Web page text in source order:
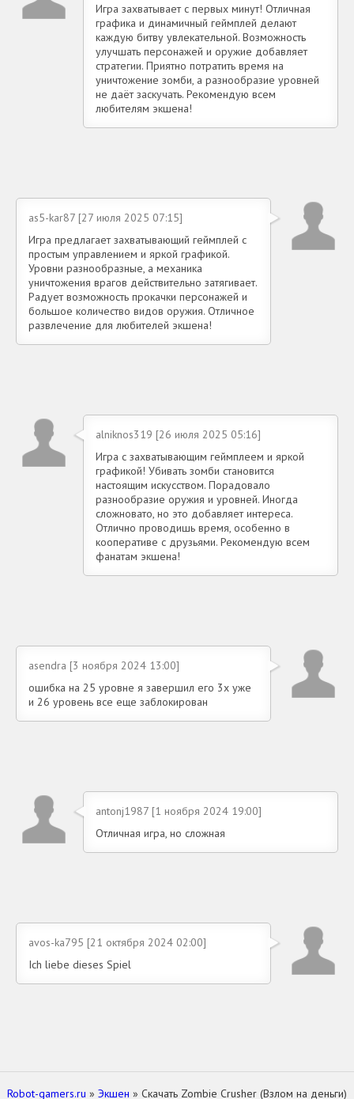
Игра захватывает с первых минут! Отличная
графика и динамичный геймплей делают
каждую битву увлекательной. Возможность
улучшать персонажей и оружие добавляет
стратегии. Приятно потратить время на
уничтожение зомби, а разнообразие уровней
не даёт заскучать. Рекомендую всем
любителям экшена!
as5-kar87 [27 июля 2025 07:15]
Игра предлагает захватывающий геймплей с
простым управлением и яркой графикой.
Уровни разнообразные, а механика
уничтожения врагов действительно затягивает.
Радует возможность прокачки персонажей и
большое количество видов оружия. Отличное
развлечение для любителей экшена!
alniknos319 [26 июля 2025 05:16]
Игра с захватывающим геймплеем и яркой
графикой! Убивать зомби становится
настоящим искусством. Порадовало
разнообразие оружия и уровней. Иногда
сложновато, но это добавляет интереса.
Отлично проводишь время, особенно в
кооперативе с друзьями. Рекомендую всем
фанатам экшена!
asendra [3 ноября 2024 13:00]
ошибка на 25 уровне я завершил его 3x уже
и 26 уровень все еще заблокирован
antonj1987 [1 ноября 2024 19:00]
Отличная игра, но сложная
avos-ka795 [21 октября 2024 02:00]
Ich liebe dieses Spiel
Robot-gamers.ru » Экшен » Скачать Zombie Crusher (Взлом на деньги)